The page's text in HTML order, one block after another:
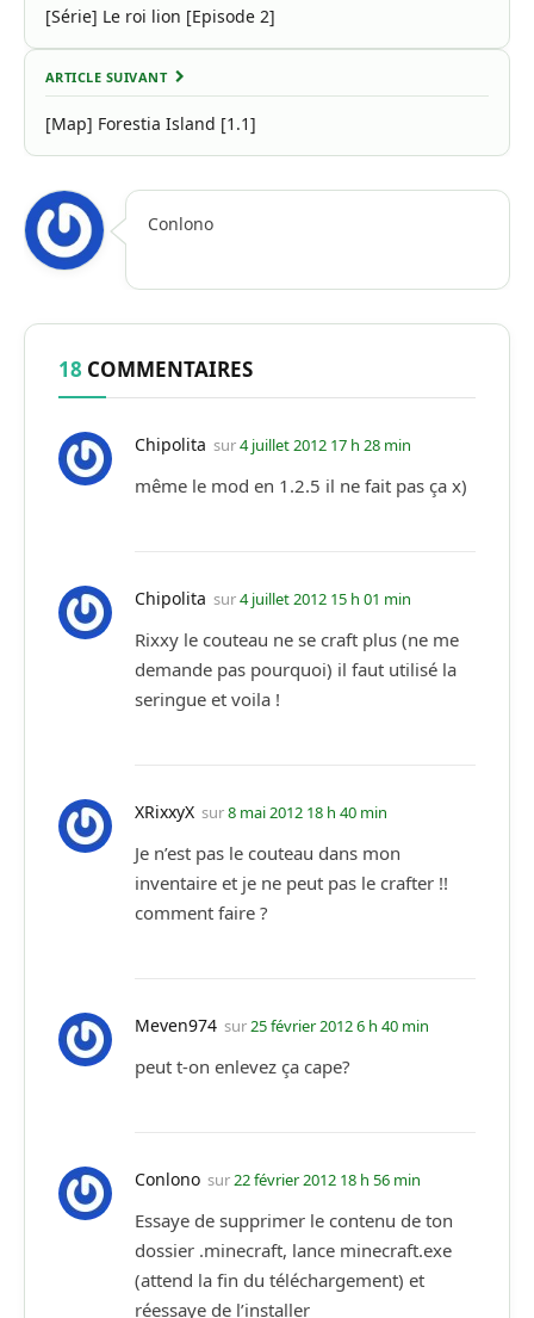
[Série] Le roi lion [Episode 2]
ARTICLE SUIVANT
[Map] Forestia Island [1.1]
Conlono
18 COMMENTAIRES
Chipolita sur4 juillet 2012 17 h 28 min
même le mod en 1.2.5 il ne fait pas ça x)
Chipolita sur4 juillet 2012 15 h 01 min
Rixxy le couteau ne se craft plus (ne me
demande pas pourquoi) il faut utilisé la
seringue et voila !
XRixxyX sur8 mai 2012 18 h 40 min
Je n’est pas le couteau dans mon
inventaire et je ne peut pas le crafter !!
comment faire ?
Meven974 sur25 février 2012 6 h 40 min
peut t-on enlevez ça cape?
Conlono sur22 février 2012 18 h 56 min
Essaye de supprimer le contenu de ton
dossier .minecraft, lance minecraft.exe
(attend la fin du téléchargement) et
réessaye de l’installer